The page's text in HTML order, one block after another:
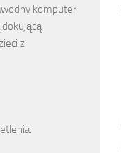
komputer
z